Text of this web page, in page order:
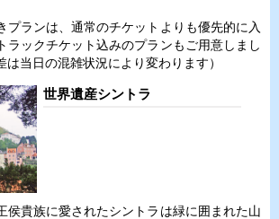
ランは、通常のチケットよりも優先的に入
ラックチケット込みのプランもご用意しまし
は当日の混雑状況により変わります）
世界遺産シントラ
侯貴族に愛されたシントラは緑に囲まれた山